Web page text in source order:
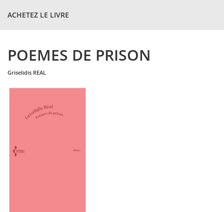
ACHETEZ LE LIVRE
POEMES DE PRISON
griselidis REAL